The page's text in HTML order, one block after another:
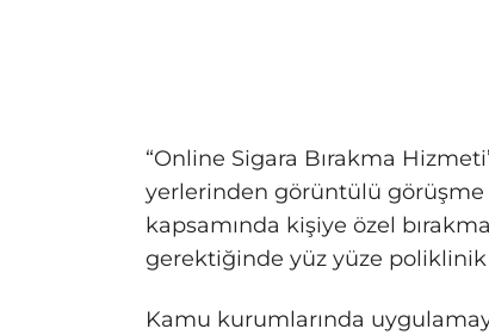
“Online Sigara Bırakma
yerlerinden görüntülü
kapsamında kişiye özel
gerektiğinde yüz yüze
Kamu kurumlarında